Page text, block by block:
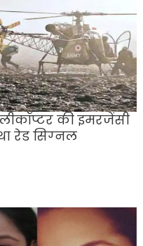
की इमरजेंसी
रेड सिग्‍नल